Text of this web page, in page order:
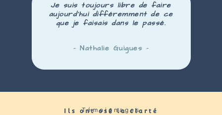
Je suis toujours libre de faire
aujourd’hui différemmentde ce
que je faisais dans le passé.
– Nathalie Guigues –
Témoignages
Ils ont osé la clarté​